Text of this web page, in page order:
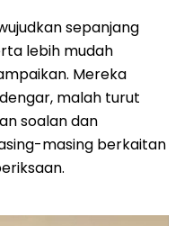
sepanjang
lebih mudah
Mereka
malah turut
soalan dan
masing berkaitan